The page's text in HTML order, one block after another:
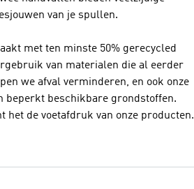
van je spullen.
met ten minste 50% gerecycled
van materialen die al eerder
we afval verminderen, en ook onze
beperkt beschikbare grondstoffen.
het de voetafdruk van onze producten.